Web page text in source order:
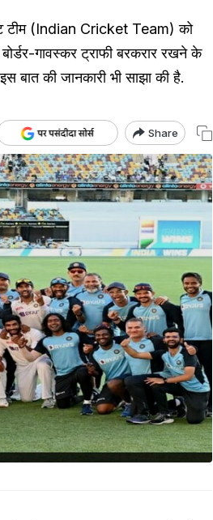
टीम (Indian Cricket Team) को
गावस्कर ट्राफी बरकरार रखने के
बात की जानकारी भी साझा की है.
Share